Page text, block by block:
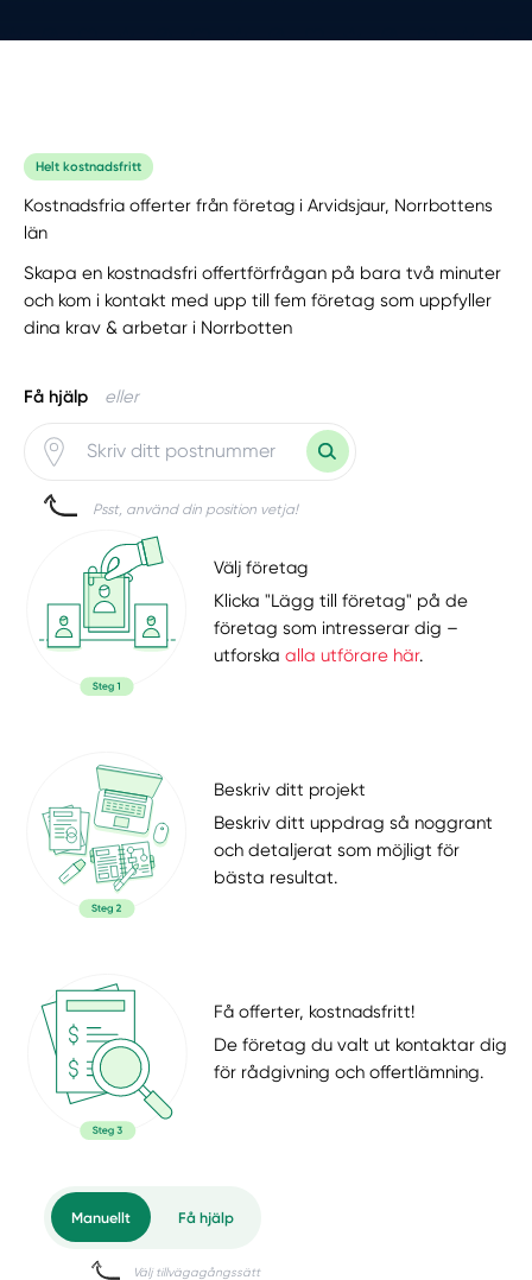
Helt kostnadsfritt
Kostnadsfria offerter från företag i Arvidsjaur, Norrbottens
län
Skapa en kostnadsfri offertförfrågan på bara två minuter
och kom i kontakt med upp till fem företag som uppfyller
dina krav & arbetar i Norrbotten
Få hjälp eller
Psst, använd din position vetja!
Välj företag
Klicka "Lägg till företag" på de
företag som intresserar dig –
utforskaalla utförare här.
Beskriv ditt projekt
Beskriv ditt uppdrag så noggrant
och detaljerat som möjligt för
bästa resultat.
Få offerter, kostnadsfritt!
De företag du valt ut kontaktar dig
för rådgivning och offertlämning.